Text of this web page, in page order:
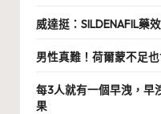
威達挺：SILDENAFIL藥
男性真難！荷爾蒙不足
每3人就有一個早洩，早
果